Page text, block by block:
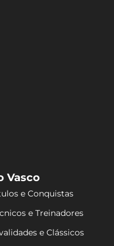
Vasco
e Conquistas
e Treinadores
e Clássicos